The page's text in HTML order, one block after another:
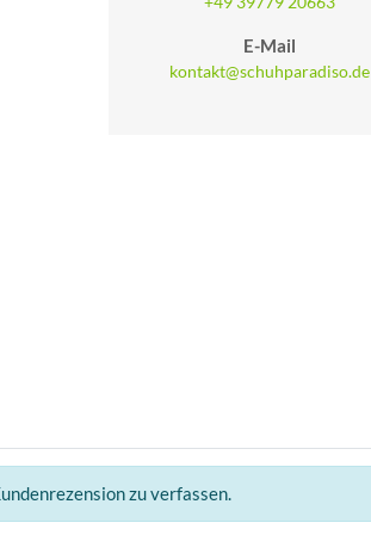
E-Mail
kontakt@schuhparadiso.de
zu verfassen.